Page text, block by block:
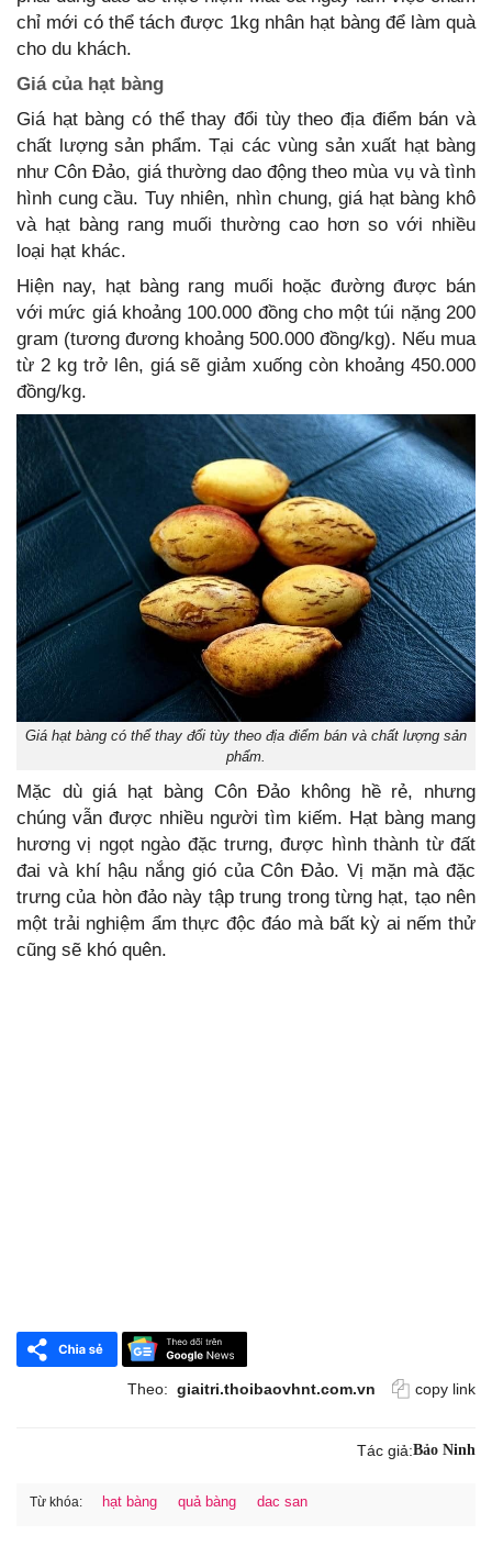
chỉ mới có thể tách được 1kg nhân hạt bàng để làm quà
cho du khách.
Giá của hạt bàng
Giá hạt bàng có thể thay đổi tùy theo địa điểm bán và
chất lượng sản phẩm. Tại các vùng sản xuất hạt bàng
như Côn Đảo, giá thường dao động theo mùa vụ và tình
hình cung cầu. Tuy nhiên, nhìn chung, giá hạt bàng khô
và hạt bàng rang muối thường cao hơn so với nhiều
loại hạt khác.
Hiện nay, hạt bàng rang muối hoặc đường được bán
với mức giá khoảng 100.000 đồng cho một túi nặng 200
gram (tương đương khoảng 500.000 đồng/kg). Nếu mua
từ 2 kg trở lên, giá sẽ giảm xuống còn khoảng 450.000
đồng/kg.
Giá hạt bàng có thể thay đổi tùy theo địa điểm bán và chất lượng sản
phẩm.
Mặc dù giá hạt bàng Côn Đảo không hề rẻ, nhưng
chúng vẫn được nhiều người tìm kiếm. Hạt bàng mang
hương vị ngọt ngào đặc trưng, được hình thành từ đất
đai và khí hậu nắng gió của Côn Đảo. Vị mặn mà đặc
trưng của hòn đảo này tập trung trong từng hạt, tạo nên
một trải nghiệm ẩm thực độc đáo mà bất kỳ ai nếm thử
cũng sẽ khó quên.
Theo: giaitri.thoibaovhnt.com.vn copy link
Tác giả:Bảo Ninh
Từ khóa: hạt bàng quả bàng dac san